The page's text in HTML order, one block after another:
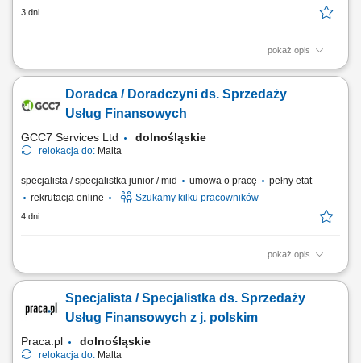
3 dni
pokaż opis
Identyfikowanie potrzeb klientów indywidualnych oraz sektora MŚP i
sprzedaż produktów bankowych i realizacja wyznaczonych celów
sprzedażowych; Budowanie długofalowych relacji z klientami oraz
Doradca / Doradczyni ds. Sprzedaży
Usług Finansowych
GCC7 Services Ltd dolnośląskie
relokacja do: Malta
specjalista / specjalistka junior / mid umowa o pracę
pełny etat
rekrutacja online
Szukamy kilku pracowników
4 dni
pokaż opis
Zakres obowiązków: Prowadzenie telefonicznych rozmów z klientami
tym szkoleń z zakresu edukacji finansowej. Budowanie relacji z
klientami oraz pozyskiwanie nowych kontaktów dla partnerów
Specjalista / Specjalistka ds. Sprzedaży
Usług Finansowych z j. polskim
Praca.pl dolnośląskie
relokacja do: Malta